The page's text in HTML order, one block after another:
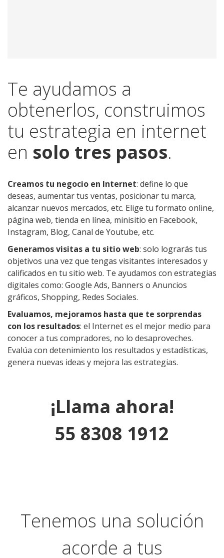
Te ayudamos a
obtenerlos, construimos
tu estrategia en internet
en solo tres pasos.
Creamos tu negocio en Internet: define lo que
deseas, aumentar tus ventas, posicionar tu marca,
alcanzar nuevos mercados, etc. Elige tu formato online,
página web, tienda en línea, minisitio en Facebook,
Instagram, Blog, Canal de Youtube, etc.
Generamos visitas a tu sitio web: solo lograrás tus
objetivos una vez que tengas visitantes interesados y
calificados en tu sitio web. Te ayudamos con estrategias
digitales como: Google Ads, Banners o Anuncios
gráficos, Shopping, Redes Sociales.
Evaluamos, mejoramos hasta que te sorprendas
con los resultados: el Internet es el mejor medio para
conocer a tus compradores, no lo desaproveches.
Evalúa con detenimiento los resultados y estadísticas,
genera nuevas ideas y mejora las estrategias.
¡Llama ahora!
55 8308 1912
Tenemos una solución
acorde a tus